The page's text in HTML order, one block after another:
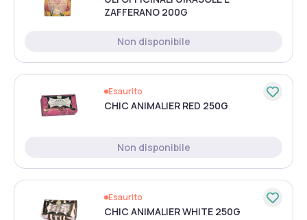
ZAFFERANO 200G
Non disponibile
Esaurito
CHIC ANIMALIER RED 250G
Non disponibile
Esaurito
CHIC ANIMALIER WHITE 250G